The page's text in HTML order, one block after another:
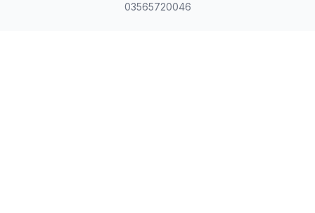
03565720046